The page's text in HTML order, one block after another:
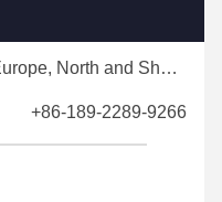
Ms. Ellen Zeng (Europe, North and Shouth America)
+86-189-2289-9266